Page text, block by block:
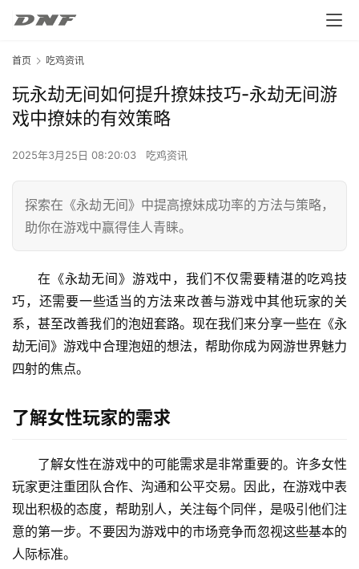
首页 吃鸡资讯
玩永劫无间如何提升撩妹技巧-永劫无间游
戏中撩妹的有效策略
2025年3月25日 08:20:03 吃鸡资讯
探索在《永劫无间》中提高撩妹成功率的方法与策略，
助你在游戏中赢得佳人青睐。
在《永劫无间》游戏中，我们不仅需要精湛的吃鸡技
巧，还需要一些适当的方法来改善与游戏中其他玩家的关
系，甚至改善我们的泡妞套路。现在我们来分享一些在《永
劫无间》游戏中合理泡妞的想法，帮助你成为网游世界魅力
四射的焦点。
了解女性玩家的需求
了解女性在游戏中的可能需求是非常重要的。许多女性
玩家更注重团队合作、沟通和公平交易。因此，在游戏中表
现出积极的态度，帮助别人，关注每个同伴，是吸引他们注
意的第一步。不要因为游戏中的市场竞争而忽视这些基本的
人际标准。